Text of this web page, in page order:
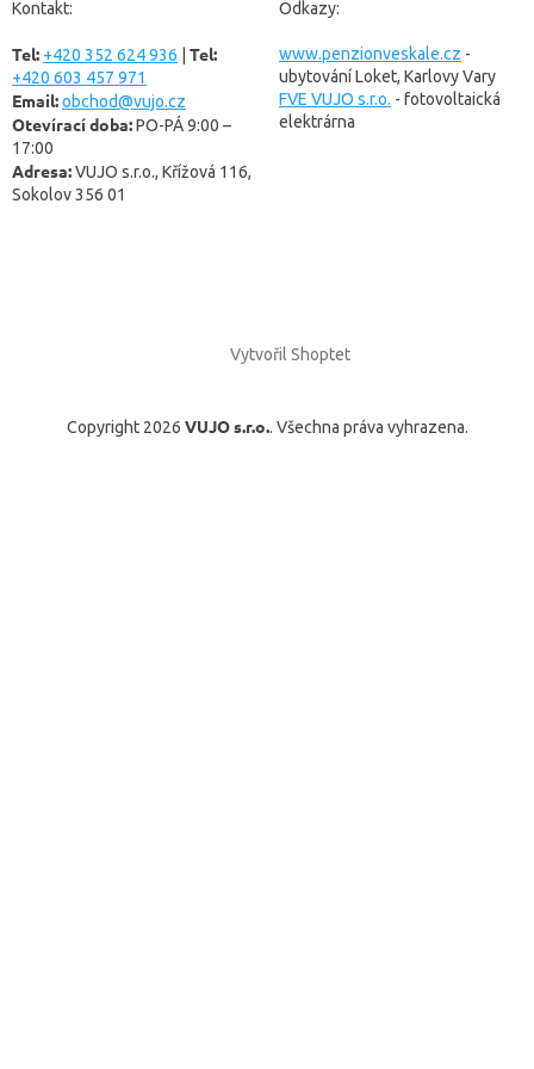
Kontakt:
Tel: +420 352 624 936 Tel:
+420 603 457 971
Email:obchod@vujo.cz
Otevírací doba:PO-PÁ 9:00 –
17:00
Adresa:VUJO s.r.o., Křížová 116,
Sokolov 356 01
Odkazy:
www.penzionveskale.cz -
ubytování Loket, Karlovy Vary
FVE VUJO s.r.o. - fotovoltaická
elektrárna
Vytvořil Shoptet
Copyright 2026 VUJO s.r.o.. Všechna práva vyhrazena.